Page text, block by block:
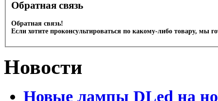
Обратная связь
Обратная связь!
Если хотите проконсультироваться по какому-либо товару, мы
Новости
Новые лампы DLed на